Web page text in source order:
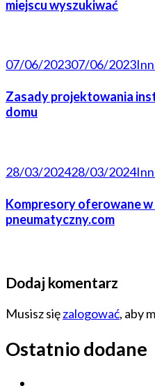
miejscu wyszukiwać
07/06/202307/06/2023
Zasady projektowania
domu
28/03/202428/03/2024
Kompresory oferowane
pneumatyczny.com
Dodaj komentarz
Musisz sięzalogować, aby
Ostatnio dodane